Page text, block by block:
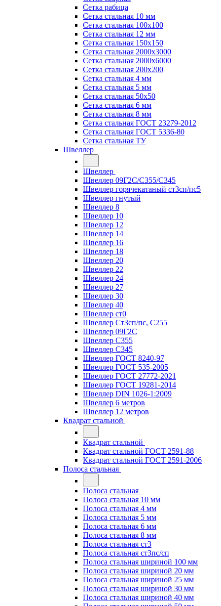
Сетка рабица
Сетка стальная 10 мм
Сетка стальная 100х100
Сетка стальная 12 мм
Сетка стальная 150х150
Сетка стальная 2000х3000
Сетка стальная 2000х6000
Сетка стальная 200х200
Сетка стальная 4 мм
Сетка стальная 5 мм
Сетка стальная 50х50
Сетка стальная 6 мм
Сетка стальная 8 мм
Сетка стальная ГОСТ 23279-2012
Сетка стальная ГОСТ 5336-80
Сетка стальная ТУ
Швеллер
Швеллер
Швеллер 09Г2С/С355/С345
Швеллер горячекатаный ст3сп/пс5
Швеллер гнутый
Швеллер 8
Швеллер 10
Швеллер 12
Швеллер 14
Швеллер 16
Швеллер 18
Швеллер 20
Швеллер 22
Швеллер 24
Швеллер 27
Швеллер 30
Швеллер 40
Швеллер ст0
Швеллер Ст3сп/пс, С255
Швеллер 09Г2С
Швеллер С355
Швеллер С345
Швеллер ГОСТ 8240-97
Швеллер ГОСТ 535-2005
Швеллер ГОСТ 27772-2021
Швеллер ГОСТ 19281-2014
Швеллер DIN 1026-1:2009
Швеллер 6 метров
Швеллер 12 метров
Квадрат стальной
Квадрат стальной
Квадрат стальной ГОСТ 2591-88
Квадрат стальной ГОСТ 2591-2006
Полоса стальная
Полоса стальная
Полоса стальная 10 мм
Полоса стальная 4 мм
Полоса стальная 5 мм
Полоса стальная 6 мм
Полоса стальная 8 мм
Полоса стальная ст3
Полоса стальная ст3пс/сп
Полоса стальная шириной 100 мм
Полоса стальная шириной 20 мм
Полоса стальная шириной 25 мм
Полоса стальная шириной 30 мм
Полоса стальная шириной 40 мм